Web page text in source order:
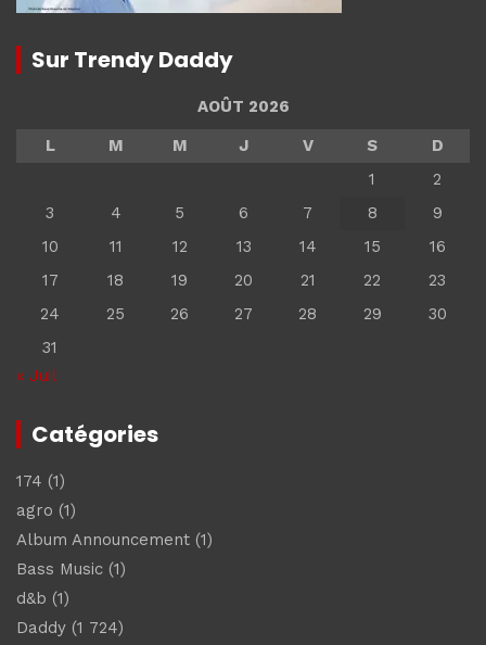
Sur Trendy Daddy
AOÛT 2026
L
M M J V S
D
1
2
3
4 5 6 7 8
9
10
11 12 13 14 15
16
17
18 19 20 21 22
23
24
25 26 27 28 29
30
31
« Juil
Catégories
174 (1)
agro (1)
Album Announcement (1)
Bass Music (1)
d&b (1)
Daddy (1 724)